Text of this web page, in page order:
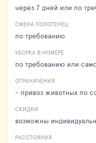
через 7 дней или по
СМЕНА ПОЛОТЕНЕЦ
по требованию
УБОРКА В НОМЕРЕ
по требованию или
ОГРАНИЧЕНИЯ
- привоз животных по
СКИДКИ
возможны
РАССТОЯНИЯ